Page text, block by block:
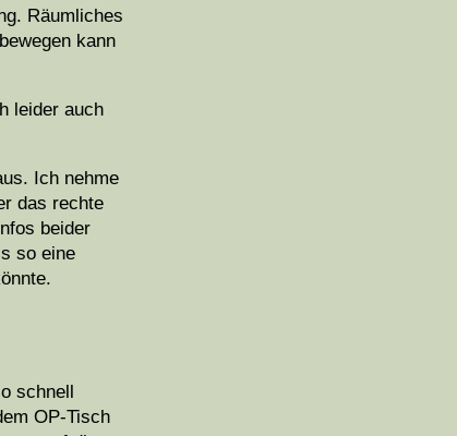
Räumliches
kann
leider auch
Ich nehme
das rechte
beider
so eine
schnell
OP-Tisch